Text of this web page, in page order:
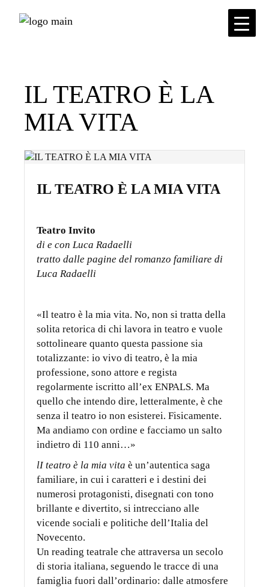
IL TEATRO È LA
MIA VITA
IL TEATRO È LA MIA VITA
Teatro Invito
di econ Luca Radaelli
trattodalle pagine del romanzo familiare di
Luca Radaelli
«Il teatro è la mia vita. No, non si tratta della
solita retorica di chi lavora in teatro e vuole
sottolineare quanto questa passione sia
totalizzante: io vivo di teatro, è la mia
professione, sono attore e regista
regolarmente iscritto all’ex ENPALS. Ma
quello che intendo dire, letteralmente, è che
senza il teatro io non esisterei. Fisicamente.
Ma andiamo con ordine e facciamo un salto
indietro di 110 anni…»
lIteatro è la mia vita è un’autentica saga
familiare, in cui i caratteri e i destini dei
numerosi protagonisti, disegnati con tono
brillante e divertito, si intrecciano alle
vicende sociali e politiche dell’Italia del
Novecento.
Un reading teatrale che attraversa un secolo
di storia italiana, seguendo le tracce di una
famiglia fuori dall’ordinario: dalle atmosfere